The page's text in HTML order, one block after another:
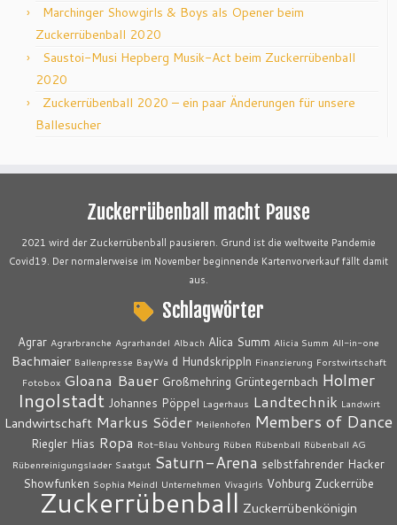
Marchinger Showgirls & Boys als Opener beim
Zuckerrübenball 2020
Saustoi-Musi Hepberg Musik-Act beim Zuckerrübenball
2020
Zuckerrübenball 2020 – ein paar Änderungen für unsere
Ballesucher
Zuckerrübenball macht Pause
2021 wird der Zuckerrübenball pausieren. Grund ist die weltweite Pandemie
Covid19. Der normalerweise im November beginnende Kartenvorverkauf fällt damit
aus.
Schlagwörter
Agrar Agrarbranche Agrarhandel Albach Alica Summ Alicia Summ All-in-one
Bachmaier Ballenpresse BayWa d Hundskrippln Finanzierung Forstwirtschaft
Fotobox Gloana Bauer Großmehring Grüntegernbach Holmer
Ingolstadt Johannes Pöppel Lagerhaus Landtechnik Landwirt
Landwirtschaft Markus Söder Meilenhofen Members of Dance
Riegler Hias Ropa Rot-Blau Vohburg Rüben Rübenball Rübenball AG
Rübenreinigungslader Saatgut Saturn-Arena selbstfahrender Hacker
Showfunken Sophia Meindl Unternehmen Vivagirls Vohburg Zuckerrübe
Zuckerrübenball Zuckerrübenkönigin